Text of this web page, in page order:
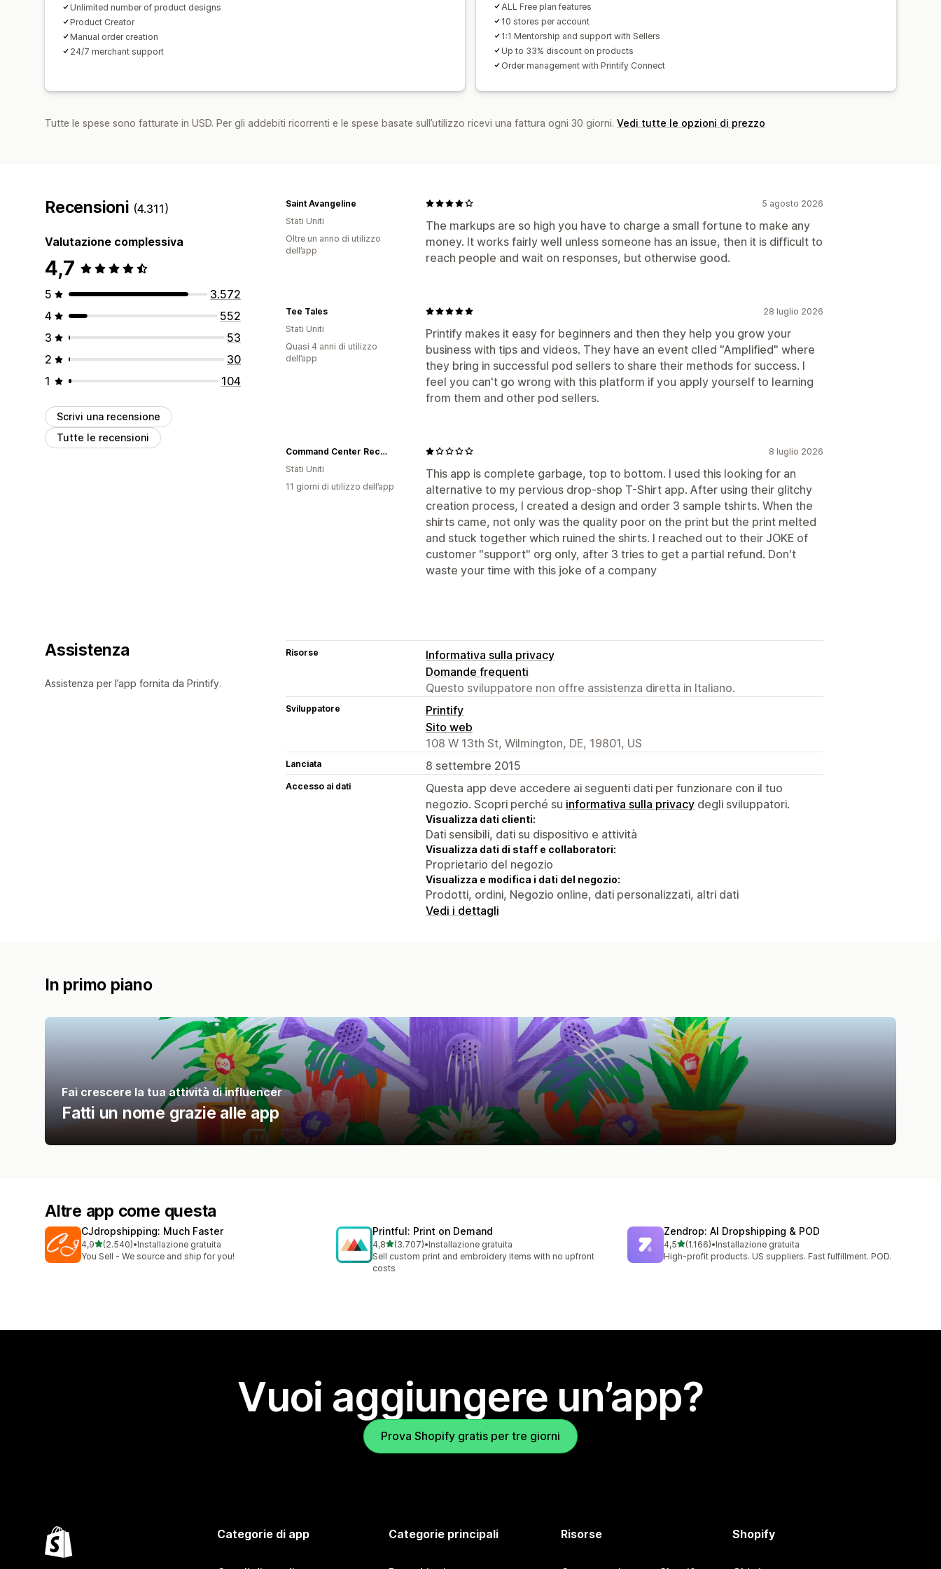
Unlimited number of product designs
Product Creator
Manual order creation
24/7 merchant support
ALL Free plan features
10 stores per account
1:1 Mentorship and support with Sellers
Up to 33% discount on products
Order management with Printify Connect
Tutte le spese sono fatturate in USD. Per gli addebiti ricorrenti e le spese basate sull’utilizzo ricevi una fattura ogni 30 giorni. Vedi tutte le opzioni di prezzo
Recensioni (4.311)
Valutazione complessiva
4,7
5
3.572
4
552
3
53
2
30
1
104
Scrivi una recensione
Tutte le recensioni
5 agosto 2026
The markups are so high you have to charge a small fortune to make any
money. It works fairly well unless someone has an issue, then it is difficult to
reach people and wait on responses, but otherwise good.
Saint Avangeline
Stati Uniti
Oltre un anno di utilizzo
dell’app
28 luglio 2026
Printify makes it easy for beginners and then they help you grow your
business with tips and videos. They have an event clled "Amplified" where
they bring in successful pod sellers to share their methods for success. I
feel you can't go wrong with this platform if you apply yourself to learning
from them and other pod sellers.
Tee Tales
Stati Uniti
Quasi 4 anni di utilizzo
dell’app
8 luglio 2026
This app is complete garbage, top to bottom. I used this looking for an
alternative to my pervious drop-shop T-Shirt app. After using their glitchy
creation process, I created a design and order 3 sample tshirts. When the
shirts came, not only was the quality poor on the print but the print melted
and stuck together which ruined the shirts. I reached out to their JOKE of
customer "support" org only, after 3 tries to get a partial refund. Don't
waste your time with this joke of a company
Command Center Records
Stati Uniti
11 giorni di utilizzo dell’app
Assistenza
Assistenza per l’app fornita da Printify.
Risorse
Informativa sulla privacy
Domande frequenti
Questo sviluppatore non offre assistenza diretta in Italiano.
Sviluppatore
Printify
Sito web
108 W 13th St, Wilmington, DE, 19801, US
Lanciata 8 settembre 2015
Accesso ai dati
Questa app deve accedere ai seguenti dati per funzionare con il tuo
negozio. Scopri perché su informativa sulla privacy degli sviluppatori.
Visualizza dati clienti:
Dati sensibili, dati su dispositivo e attività
Visualizza dati di staff e collaboratori:
Proprietario del negozio
Visualizza e modifica i dati del negozio:
Prodotti, ordini, Negozio online, dati personalizzati, altri dati
Vedi i dettagli
In primo piano
Fai crescere la tua attività di influencer
Fatti un nome grazie alle app
Altre app come questa
CJdropshipping: Much Faster
4,9stelle su 5
(2.540)
2540 recensioni totali
•Installazione gratuita
You Sell - We source and ship for you!
Printful: Print on Demand
4,8stelle su 5
(3.707)
3707 recensioni totali
•Installazione gratuita
Sell custom print and embroidery items with no upfront
costs
Zendrop: AI Dropshipping & POD
4,5stelle su 5
(1.166)
1166 recensioni totali
•Installazione gratuita
High-profit products. US suppliers. Fast fulfillment. POD.
Vuoi aggiungere un’app?
Prova Shopify gratis per tre giorni
Categorie di app Categorie principali Risorse Shopify